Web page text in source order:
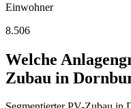
Einwohner
8.506
Welche
Zubau in